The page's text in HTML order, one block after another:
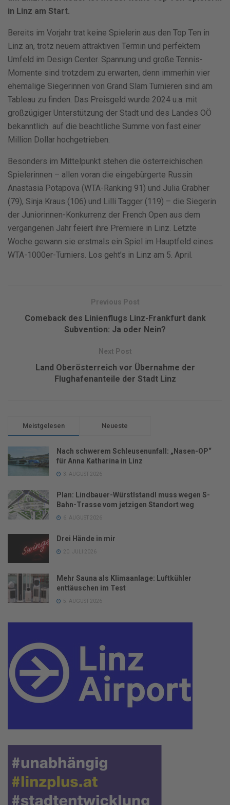
in Linz am Start.
Bereits im Vorjahr trat keine Spielerin aus den Top Ten in
Linz an, trotz neuem attraktiven Termin und perfektem
Umfeld im Design Center. Spannung und große Tennis-
Momente sind trotzdem zu erwarten, denn immerhin vier
ehemalige Siegerinnen von Grand Slam Turnieren sind am
Tableau zu finden. Das Preisgeld wurde 2024 u.a. mit
großzügiger Unterstützung der Stadt und des Landes OÖ
bekanntlich auf die beachtliche Summe von fast einer
Million Dollar hochgetrieben.
Besonders im Mittelpunkt stehen die österreichischen
Spielerinnen – allen voran die eingebürgerte Russin
Anastasia Potapova (WTA-Ranking 91) und Julia Grabher
(79), Sinja Kraus (106) und Lilli Tagger (119) – die Siegerin
der Juniorinnen-Konkurrenz der French Open aus dem
vergangenen Jahr feiert ihre Premiere in Linz. Letzte
Woche gewann sie erstmals ein Spiel im Hauptfeld eines
WTA-1000er-Turniers. Los geht’s in Linz am 5. April.
Previous Post
Comeback des Linienflugs Linz-Frankfurt dank
Subvention: Ja oder Nein?
Next Post
Land Oberösterreich vor Übernahme der
Flughafenanteile der Stadt Linz
Meistgelesen Neueste
Nach schwerem Schleusenunfall: „Nasen-OP“
für Anna Katharina in Linz
3. AUGUST 2026
Plan: Lindbauer-Würstlstandl muss wegen S-
Bahn-Trasse vom jetzigen Standort weg
6. AUGUST 2026
Drei Hände in mir
20. JULI 2026
Mehr Sauna als Klimaanlage: Luftkühler
enttäuschen im Test
5. AUGUST 2026